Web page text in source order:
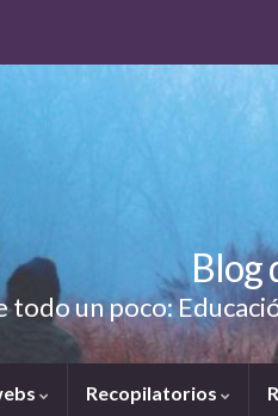
Blog
todo un poco:
Recopilatorios